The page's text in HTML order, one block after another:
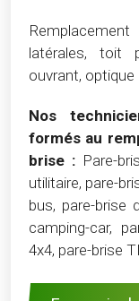
latérales, toit
ouvrant, optique
Nos
formés au
brise : Pare-
utilitaire, pare-
bus, pare-brise
camping-car,
4x4, pare-brise